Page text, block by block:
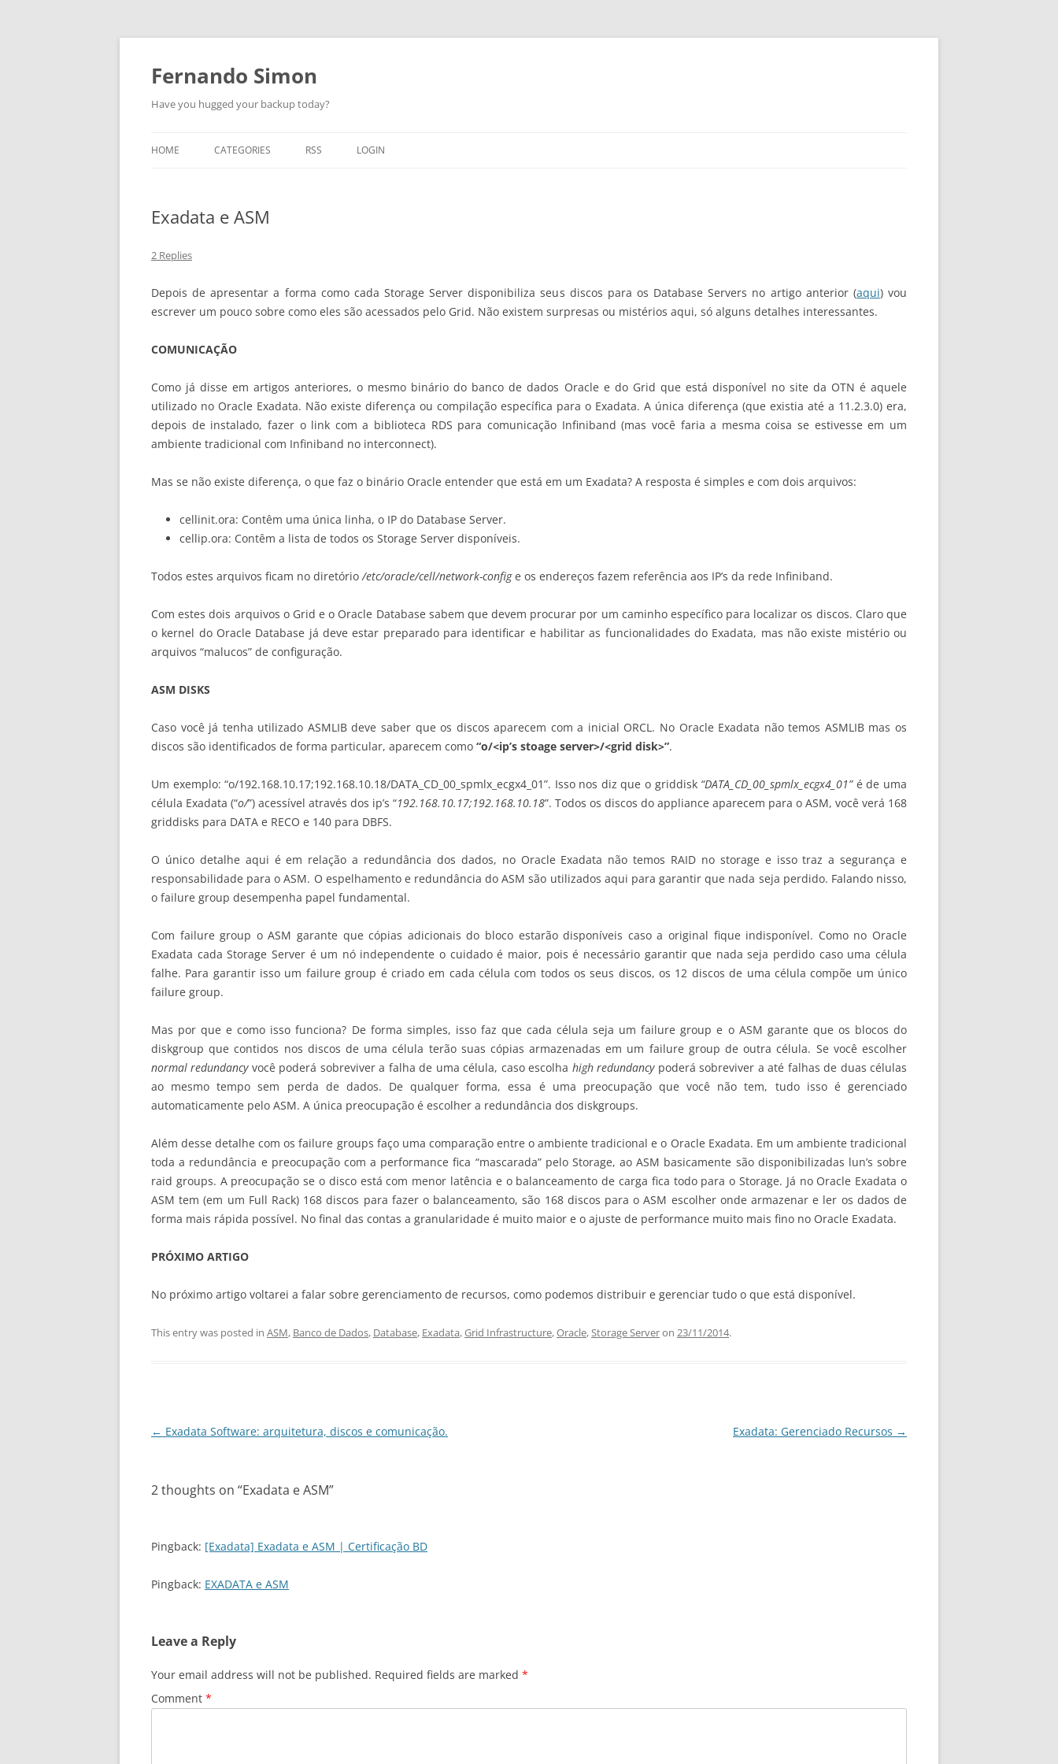
Skip
Fernando Simon
Have you hugged your backup today?
HOME CATEGORIES
EXADATA
ZDLRA
RSS LOGIN
Exadata e ASM
2 Replies
Depois de apresentar a forma como cada Storage Server disponibiliza seus discos para os Database Servers no artigo anterior (aqui) vou
escrever um pouco sobre como eles são acessados pelo Grid. Não existem surpresas ou mistérios aqui, só alguns detalhes interessantes.
COMUNICAÇÃO
Como já disse em artigos anteriores, o mesmo binário do banco de dados Oracle e do Grid que está disponível no site da OTN é aquele
utilizado no Oracle Exadata. Não existe diferença ou compilação específica para o Exadata. A única diferença (que existia até a 11.2.3.0) era,
depois de instalado, fazer o link com a biblioteca RDS para comunicação Infiniband (mas você faria a mesma coisa se estivesse em um
ambiente tradicional com Infiniband no interconnect).
Mas se não existe diferença, o que faz o binário Oracle entender que está em um Exadata? A resposta é simples e com dois arquivos:
cellinit.ora: Contêm uma única linha, o IP do Database Server.
cellip.ora: Contêm a lista de todos os Storage Server disponíveis.
Todos estes arquivos ficam no diretório/etc/oracle/cell/network-confige os endereços fazem referência aos IP’s da rede Infiniband.
Com estes dois arquivos o Grid e o Oracle Database sabem que devem procurar por um caminho específico para localizar os discos. Claro que
o kernel do Oracle Database já deve estar preparado para identificar e habilitar as funcionalidades do Exadata, mas não existe mistério ou
arquivos “malucos” de configuração.
ASM DISKS
Caso você já tenha utilizado ASMLIB deve saber que os discos aparecem com a inicial ORCL. No Oracle Exadata não temos ASMLIB mas os
discos são identificados de forma particular, aparecem como “o/<ip’s stoage server>/<grid disk>”.
Um exemplo: “o/192.168.10.17;192.168.10.18/DATA_CD_00_spmlx_ecgx4_01”. Isso nos diz que o griddisk “DATA_CD_00_spmlx_ecgx4_01”é de uma
célula Exadata (“o/”) acessível através dos ip’s “192.168.10.17;192.168.10.18”. Todos os discos do appliance aparecem para o ASM, você verá 168
griddisks para DATA e RECO e 140 para DBFS.
O único detalhe aqui é em relação a redundância dos dados, no Oracle Exadata não temos RAID no storage e isso traz a segurança e
responsabilidade para o ASM. O espelhamento e redundância do ASM são utilizados aqui para garantir que nada seja perdido. Falando nisso,
o failure group desempenha papel fundamental.
Com failure group o ASM garante que cópias adicionais do bloco estarão disponíveis caso a original fique indisponível. Como no Oracle
Exadata cada Storage Server é um nó independente o cuidado é maior, pois é necessário garantir que nada seja perdido caso uma célula
falhe. Para garantir isso um failure group é criado em cada célula com todos os seus discos, os 12 discos de uma célula compõe um único
failure group.
Mas por que e como isso funciona? De forma simples, isso faz que cada célula seja um failure group e o ASM garante que os blocos do
diskgroup que contidos nos discos de uma célula terão suas cópias armazenadas em um failure group de outra célula. Se você escolher
normal redundancyvocê poderá sobreviver a falha de uma célula, caso escolha high redundancypoderá sobreviver a até falhas de duas células
ao mesmo tempo sem perda de dados. De qualquer forma, essa é uma preocupação que você não tem, tudo isso é gerenciado
automaticamente pelo ASM. A única preocupação é escolher a redundância dos diskgroups.
Além desse detalhe com os failure groups faço uma comparação entre o ambiente tradicional e o Oracle Exadata. Em um ambiente tradicional
toda a redundância e preocupação com a performance fica “mascarada” pelo Storage, ao ASM basicamente são disponibilizadas lun’s sobre
raid groups. A preocupação se o disco está com menor latência e o balanceamento de carga fica todo para o Storage. Já no Oracle Exadata o
ASM tem (em um Full Rack) 168 discos para fazer o balanceamento, são 168 discos para o ASM escolher onde armazenar e ler os dados de
forma mais rápida possível. No final das contas a granularidade é muito maior e o ajuste de performance muito mais fino no Oracle Exadata.
PRÓXIMO ARTIGO
No próximo artigo voltarei a falar sobre gerenciamento de recursos, como podemos distribuir e gerenciar tudo o que está disponível.
This entry was posted in ASM, Banco de Dados, Database, Exadata,Grid Infrastructure,Oracle,Storage Serveron 23/11/2014.
Post
← Exadata Software: arquitetura, discos e comunicação. Exadata: Gerenciado Recursos →
2 thoughts on “Exadata e ASM”
Pingback: [Exadata] Exadata e ASM | Certificação BD
Pingback: EXADATA e ASM
Leave a Reply
Your email address will not be published. Required fields are marked *
Comment *